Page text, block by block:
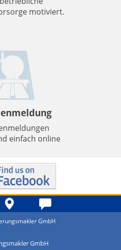
motiviert.
einfach online
GmbH
GmbH